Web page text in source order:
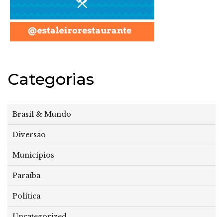
Categorias
Brasil & Mundo
Diversão
Municípios
Paraíba
Política